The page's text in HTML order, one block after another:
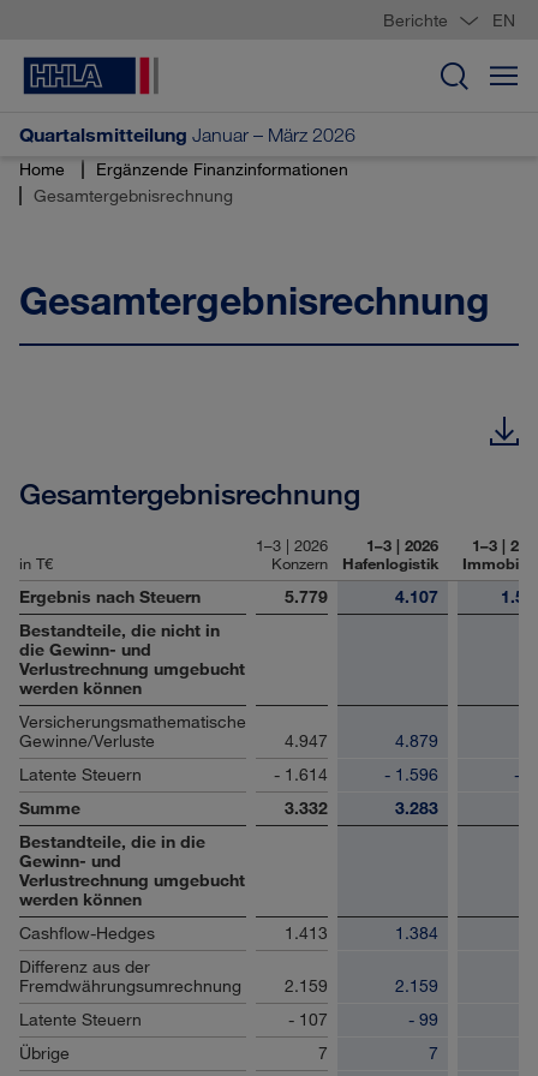
zum
Hauptinhalt
Suche
Berichte EN
Suche
Quartalsmitteilung Januar – März 2026
Home
Ergänzende Finanzinformationen
Gesamtergebnis­rechnung
Gesamtergebnis­rechnung
Gesamtergebnisrechnung
in T€
1–3 | 2026
Konzern
1–3 | 2026
Hafenlogistik
1–3 |
Ergebnis nach Steuern 5.779 4.107
Bestandteile, die nicht in
die Gewinn- und
Verlustrechnung umgebucht
werden können
Versicherungsmathematische
Gewinne/Verluste
4.947 4.879
Latente Steuern
- 1.614 - 1.596
-
Summe
3.332 3.283
Bestandteile, die in die
Gewinn- und
Verlustrechnung umgebucht
werden können
Cashflow-Hedges
1.413 1.384
Differenz aus der
Fremdwährungsumrechnung
2.159 2.159
Latente Steuern
- 107 - 99
Übrige
7 7